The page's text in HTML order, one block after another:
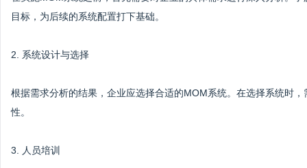
目标，为后续的系统配置打下基础。
2. 系统设计与选择
根据需求分析的结果，企业应选择合适的MOM系统。在选择系统时
性。
3. 人员培训